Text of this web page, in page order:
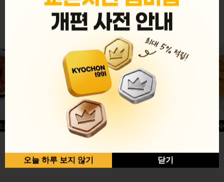
MENU
글윙
반반순살[레드+허니]
허니옥
오늘 하루 보지 않기 닫기